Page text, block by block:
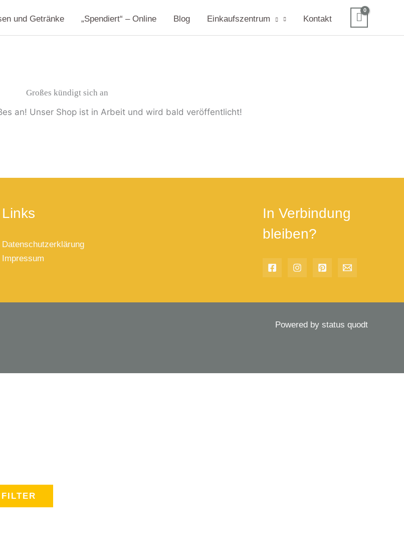
und Getränke „Spendiert“ – Online Blog Einkaufszentrum Kontakt
Großes kündigt sich an
an! Unser Shop ist in Arbeit und wird bald veröffentlicht!
Links
Datenschutzerklärung
Impressum
In Verbindung
bleiben?
Powered by status quodt
FILTER